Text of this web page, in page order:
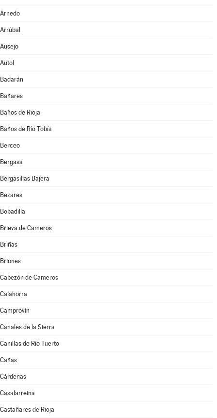
Arnedo
Arrúbal
Ausejo
Autol
Badarán
Bañares
Baños de Rioja
Baños de Río Tobía
Berceo
Bergasa
Bergasillas Bajera
Bezares
Bobadilla
Brieva de Cameros
Briñas
Briones
Cabezón de Cameros
Calahorra
Camprovín
Canales de la Sierra
Canillas de Río Tuerto
Cañas
Cárdenas
Casalarreina
Castañares de Rioja